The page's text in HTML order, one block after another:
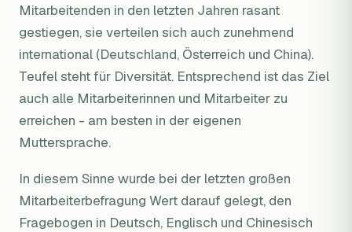
Mitarbeitenden in den letzten Jahren rasant
gestiegen, sie verteilen sich auch zunehmend
international (Deutschland, Österreich und China).
Teufel steht für Diversität. Entsprechend ist das Ziel
auch alle Mitarbeiterinnen und Mitarbeiter zu
erreichen - am besten in der eigenen
Muttersprache.
In diesem Sinne wurde bei der letzten großen
Mitarbeiterbefragung Wert darauf gelegt, den
Fragebogen in Deutsch, Englisch und Chinesisch